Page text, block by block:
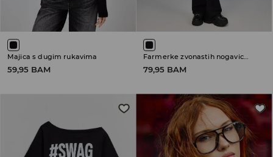
Majica s dugim rukavima
59,95 BAM
Farmerke zvonastih nogavica sa niskim strukom
79,95 BAM